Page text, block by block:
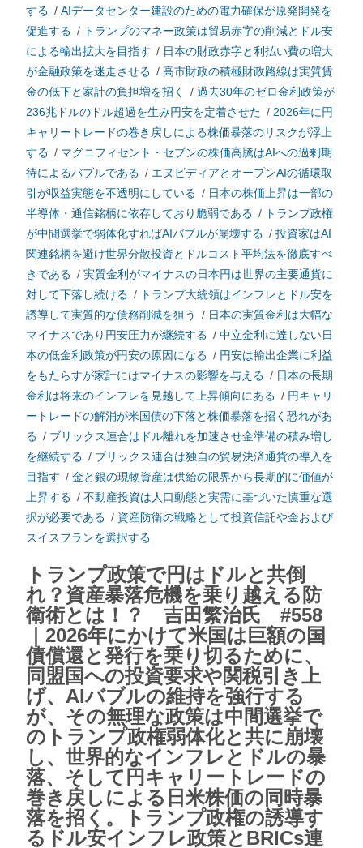
する / AIデータセンター建設のための電力確保が原発開発を
促進する / トランプのマネー政策は貿易赤字の削減とドル安
による輸出拡大を目指す / 日本の財政赤字と利払い費の増大
が金融政策を迷走させる / 高市財政の積極財政路線は実質賃
金の低下と家計の負担増を招く
/ 過去30年のゼロ金利政策が
236兆ドルのドル超過を生み円安を定着させた / 2026年に円
キャリートレードの巻き戻しによる株価暴落のリスクが浮上
する / マグニフィセント・セブンの株価高騰はAIへの過剰期
待によるバブルである / エヌビディアとオープンAIの循環取
引が収益実態を不透明にしている / 日本の株価上昇は一部の
半導体・通信銘柄に依存しており脆弱である / トランプ政権
が中間選挙で弱体化すればAIバブルが崩壊する / 投資家はAI
関連銘柄を避け世界分散投資とドルコスト平均法を徹底すべ
きである / 実質金利がマイナスの日本円は世界の主要通貨に
対して下落し続ける / トランプ大統領はインフレとドル安を
誘導して実質的な債務削減を狙う
/ 日本の実質金利は大幅な
マイナスであり円安圧力が継続する / 中立金利に達しない日
本の低金利政策が円安の原因になる / 円安は輸出企業に利益
をもたらすが家計にはマイナスの影響を与える / 日本の長期
金利は将来のインフレを見越して上昇傾向にある / 円キャリ
ートレードの解消が米国債の下落と株価暴落を招く恐れがあ
る / ブリックス連合はドル離れを加速させ金準備の積み増し
を継続する / ブリックス連合は独自の貿易決済通貨の導入を
目指す / 金と銀の現物資産は供給の限界から長期的に価値が
上昇する / 不動産投資は人口動態と実需に基づいた慎重な選
択が必要である / 資産防衛の戦略として投資信託や金および
スイスフランを選択する
トランプ政策で円はドルと共倒
れ？資産暴落危機を乗り越える防
衛術とは！？ 吉田繁治氏 #558
｜2026年にかけて米国は巨額の国
債償還と発行を乗り切るために、
同盟国への投資要求や関税引き上
げ、AIバブルの維持を強行する
が、その無理な政策は中間選挙で
のトランプ政権弱体化と共に崩壊
し、世界的なインフレとドルの暴
落、そして円キャリートレードの
巻き戻しによる日米株価の同時暴
落を招く。トランプ政権の誘導す
るドル安インフレ政策とBRICs連